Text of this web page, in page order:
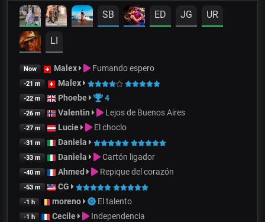
SB ED JG UR
LI
Now Malex Fumando espero
-21 m Malex
-22 m Phoebe 4
-26 m Valentin Lejos de Buenos Aires
-27 m Lucie El choclo
-31 m Daniela
-33 m Daniela Cartón ligador
-40 m Ahmed Repique del corazón
-53 m CG
-1 h moreno El talento
-1 h Cecile Independencia